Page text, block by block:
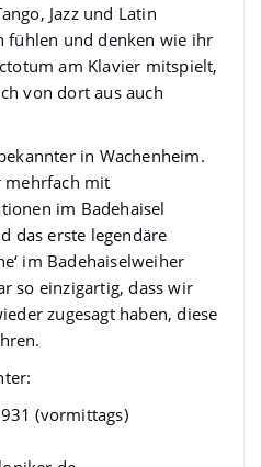
Jazz und Latin
fühlen und denken wie ihr
am Klavier mitspielt,
von dort aus auch
in Wachenheim.
mehrfach mit
im Badehaisel
das erste legendäre
im Badehaiselweiher
so einzigartig, dass wir
zugesagt haben, diese
(vormittags)